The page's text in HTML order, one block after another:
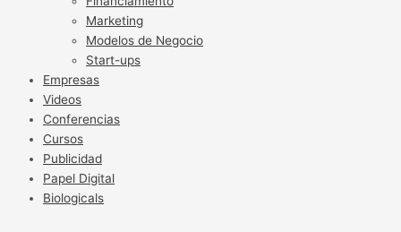
Marketing
Modelos de Negocio
Start-ups
Empresas
Videos
Conferencias
Cursos
Publicidad
Papel Digital
Biologicals